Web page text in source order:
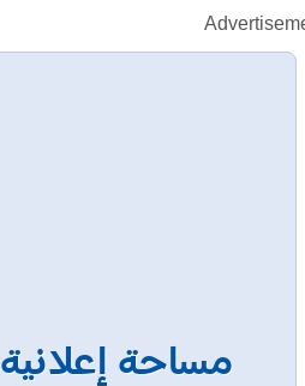
مساحة إعلانية